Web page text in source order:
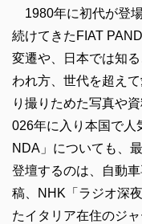
1980年に初代が登
続けてきたFIAT
変遷や、日本では知
われ方、世代を超え
り撮りためた写真や
026年に入り本国で人
NDA」についても、
登壇するのは、自動
稿、NHK「ラジオ深
たイタリア在住のジ